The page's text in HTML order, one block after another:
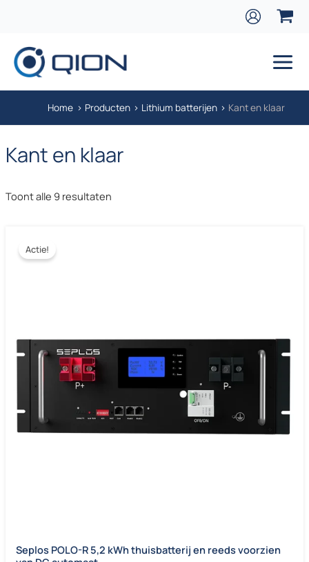
Main
Home Producten Lithium batterijen Kant en klaar
Kant en klaar
Toont alle 9 resultatenGesorteerd op prijs: laag naar hoog
Actie!
Seplos POLO-R 5,2 kWh thuisbatterij en reeds voorzien